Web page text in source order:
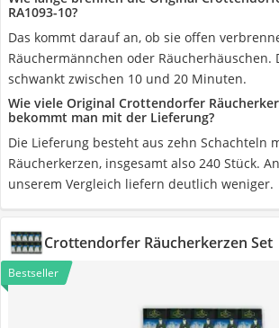
RA1093-10?
Das kommt darauf an, ob sie offen
Räuchermännchen oder Räucherhäuschen.
schwankt zwischen 10 und 20 Minuten.
Wie viele Original Crottendorfer
bekommt man mit der Lieferung?
Die Lieferung besteht aus zehn Schachteln
Räucherkerzen, insgesamt also 240 Stück.
unserem Vergleich liefern deutlich weniger.
Crottendorfer Räucherkerzen Set
Bestseller